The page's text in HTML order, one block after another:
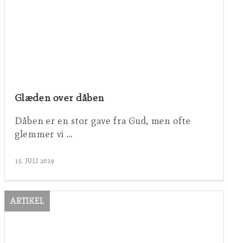
Glæden over dåben
Dåben er en stor gave fra Gud, men ofte
glemmer vi …
15. JULI 2019
ARTIKEL